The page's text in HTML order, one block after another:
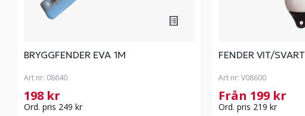
BRYGGFENDER EVA 1M
Art nr: 08640
198 kr
Ord. pris 249 kr
FENDER VIT/SVART
Art nr: V08600
Från 199 kr
Ord. pris 219 kr